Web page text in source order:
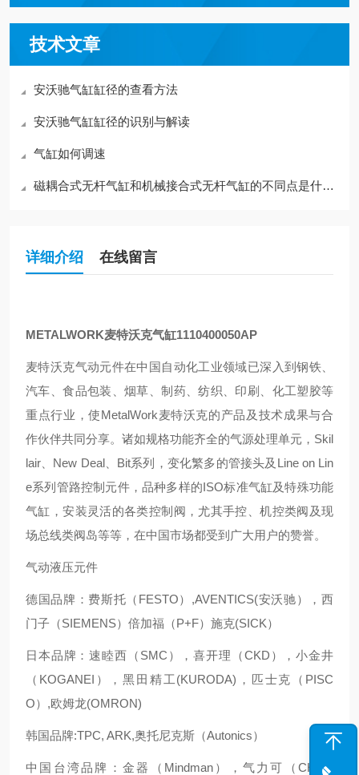
技术文章
安沃驰气缸缸径的查看方法
安沃驰气缸缸径的识别与解读
气缸如何调速
磁耦合式无杆气缸和机械接合式无杆气缸的不同点是什么？
详细介绍 在线留言
METALWORK麦特沃克气缸1110400050AP
麦特沃克气动元件在中国自动化工业领域已深入到钢铁、
汽车、食品包装、烟草、制药、纺织、印刷、化工塑胶等
重点行业，使MetalWork麦特沃克的产品及技术成果与合
作伙伴共同分享。诸如规格功能齐全的气源处理单元，Skil
lair、New Deal、Bit系列，变化繁多的管接头及Line on Lin
e系列管路控制元件，品种多样的ISO标准气缸及特殊功能
气缸，安装灵活的各类控制阀，尤其手控、机控类阀及现
场总线类阀岛等等，在中国市场都受到广大用户的赞誉。
气动液压元件
德国品牌：费斯托（FESTO）,AVENTICS(安沃驰），西
门子（SIEMENS）倍加福（P+F）施克(SICK）
日本品牌：速睦西（SMC），喜开理（CKD），小金井
（KOGANEI），黑田精工(KURODA)，匹士克（PISC
O）,欧姆龙(OMRON)
韩国品牌:TPC, ARK,奥托尼克斯（Autonics）
中国台湾品牌：金器（Mindman），气力可（CHELI